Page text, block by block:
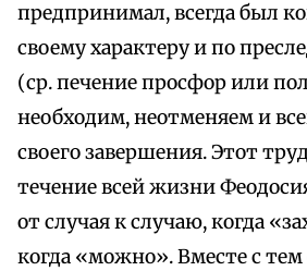
предпринимал, всегда был
своему характеру и по
(ср. печение просфор или
необходим, неотменяем и
своего завершения. Этот
течение всей жизни
от случая к случаю, когда
когда «можно». Вместе с тем